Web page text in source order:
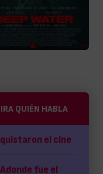
QUIÉN HABLA
el cine
fue el